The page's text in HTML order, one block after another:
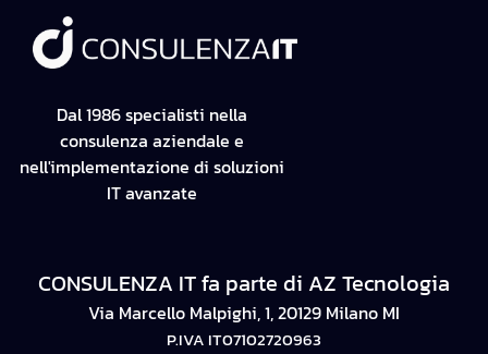
Dal 1986 specialisti nella
consulenza aziendale e
nell'implementazione di soluzioni
IT avanzate
CONSULENZA IT fa parte di AZ Tecnologia
Via Marcello Malpighi, 1, 20129 Milano MI
P.IVA IT07102720963